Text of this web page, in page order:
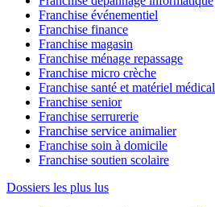
Franchise événementiel
Franchise finance
Franchise magasin
Franchise ménage repassage
Franchise micro crèche
Franchise santé et matériel médical
Franchise senior
Franchise serrurerie
Franchise service animalier
Franchise soin à domicile
Franchise soutien scolaire
Dossiers les plus lus